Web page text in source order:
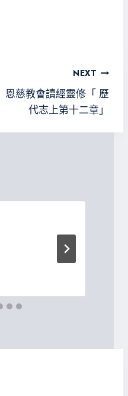
e
NEXT
恩慈教會讀經靈修「 歷
代志上第十二章」